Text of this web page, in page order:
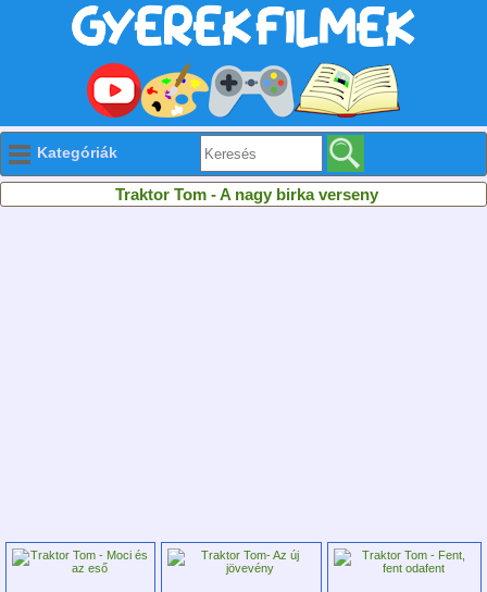
Kategóriák
Traktor Tom - A nagy birka verseny